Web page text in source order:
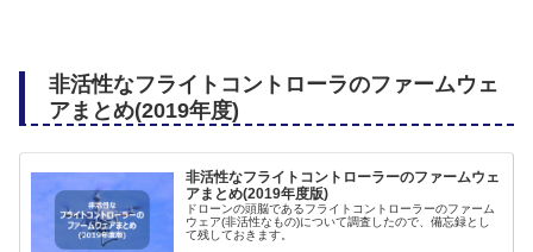
非活性なフライトコントローラのファームウェ
アまとめ(2019年度)
非活性なフライトコントローラーのファームウェ
アまとめ(2019年度版)
ドローンの頭脳であるフライトコントローラーのファーム
ウェア(非活性なもの)について調査したので、備忘録とし
て残しておきます。